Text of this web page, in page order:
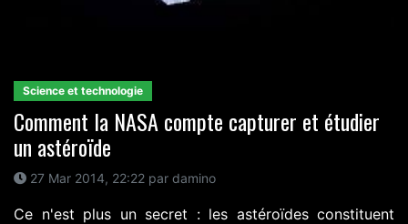
Science et technologie
Comment la NASA compte capturer et étudier
un astéroïde
27 Mar 2014, 22:22 par damino
Ce n'est plus un secret : les astéroïdes constituent